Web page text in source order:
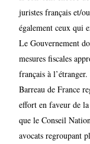
juristes français et/
également ceux qui
Le Gouvernement
mesures fiscales
français à
Barreau de France
effort en faveur de
que le Conseil
avocats regroupant